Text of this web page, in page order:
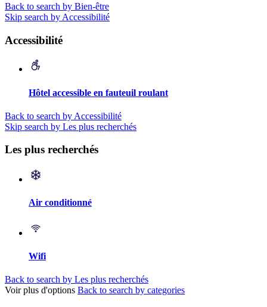
Back to search by Bien-être
Skip search by Accessibilité
Accessibilité
Hôtel accessible en fauteuil roulant
Back to search by Accessibilité
Skip search by Les plus recherchés
Les plus recherchés
Air conditionné
Wifi
Back to search by Les plus recherchés
Voir plus d'options Back to search by categories